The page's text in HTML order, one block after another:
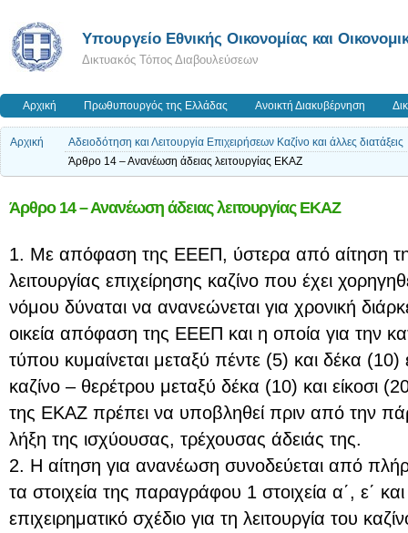
Υπουργείο Εθνικής Οικονομίας και
Δικτυακός Τόπος Διαβουλεύσεων
Αρχική Πρωθυπουργός της Ελλάδας Ανοικτή Διακυβέρνηση
Αρχική
Αδειοδότηση και Λειτουργία Επιχειρήσεων Καζίνο και άλλες διατάξεις
Άρθρο 14 – Ανανέωση άδειας λειτουργίας ΕΚΑΖ
Άρθρο 14 – Ανανέωση άδειας λειτουργίας ΕΚΑΖ
1. Με απόφαση της ΕΕΕΠ, ύστερα από αίτηση
λειτουργίας επιχείρησης καζίνο που έχει
νόμου δύναται να ανανεώνεται για χρονική
οικεία απόφαση της ΕΕΕΠ και η οποία για την
τύπου κυμαίνεται μεταξύ πέντε (5) και δέκα (10)
καζίνο – θερέτρου μεταξύ δέκα (10) και είκοσι
της ΕΚΑΖ πρέπει να υποβληθεί πριν από την
λήξη της ισχύουσας, τρέχουσας άδειάς της.
2. Η αίτηση για ανανέωση συνοδεύεται από
τα στοιχεία της παραγράφου 1 στοιχεία α΄, ε΄
επιχειρηματικό σχέδιο για τη λειτουργία του